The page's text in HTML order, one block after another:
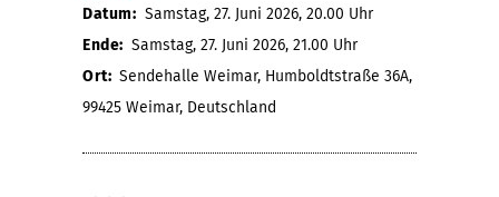
Datum: Samstag, 27. Juni 2026, 20.00 Uhr
Ende: Samstag, 27. Juni 2026, 21.00 Uhr
Ort: Sendehalle Weimar, Humboldtstraße 36A,
99425 Weimar, Deutschland